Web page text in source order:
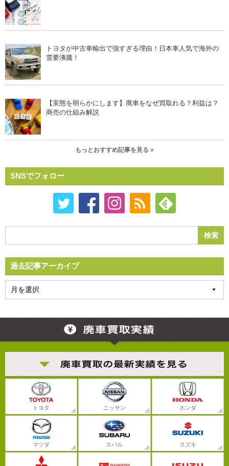
トヨタが中古車輸出で強すぎる理由！日本車人気で海外の
需要沸騰！
【実態を明らかにします】廃車をなぜ買取れる？利益は？
商売の仕組み解説
もっとおすすめ記事を見る »
SNSでフォロー
過去記事アーカイブ
トヨタ ニッサン ホンダ
マツダ スバル スズキ